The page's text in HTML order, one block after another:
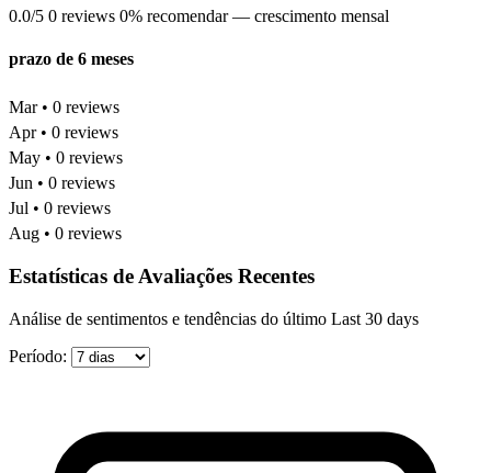
0.0/5 0 reviews 0% recomendar — crescimento mensal
prazo de 6 meses
Mar • 0 reviews
Apr • 0 reviews
May • 0 reviews
Jun • 0 reviews
Jul • 0 reviews
Aug • 0 reviews
Estatísticas de Avaliações Recentes
Análise de sentimentos e tendências do último Last 30 days
Período: